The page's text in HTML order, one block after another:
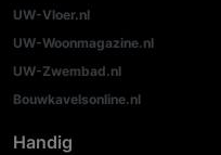
UW-Vloer.nl
UW-Woonmagazine.nl
UW-Zwembad.nl
Bouwkavelsonline.nl
Handig